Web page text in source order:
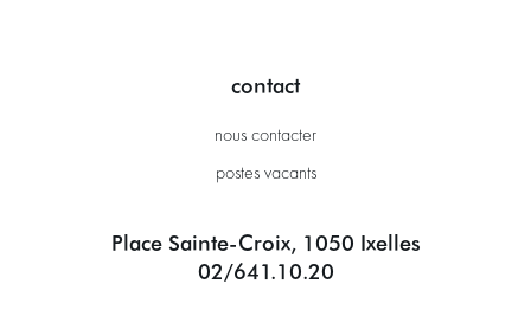
contact
nous contacter
postes vacants
Place Sainte-Croix, 1050 Ixelles
02/641.10.20